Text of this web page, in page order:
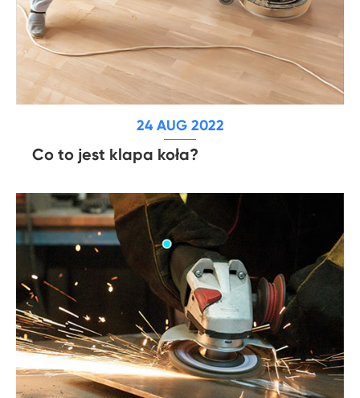
24 AUG 2022
Co to jest klapa koła?